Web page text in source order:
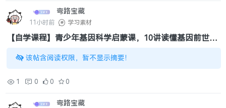
弯路宝藏
11小时前 学习素材
【自学课程】青少年基因科学启蒙课，10讲读懂基因前世今
该帖含阅读权限，暂不显示摘要！
1 0 0 0
弯路宝藏